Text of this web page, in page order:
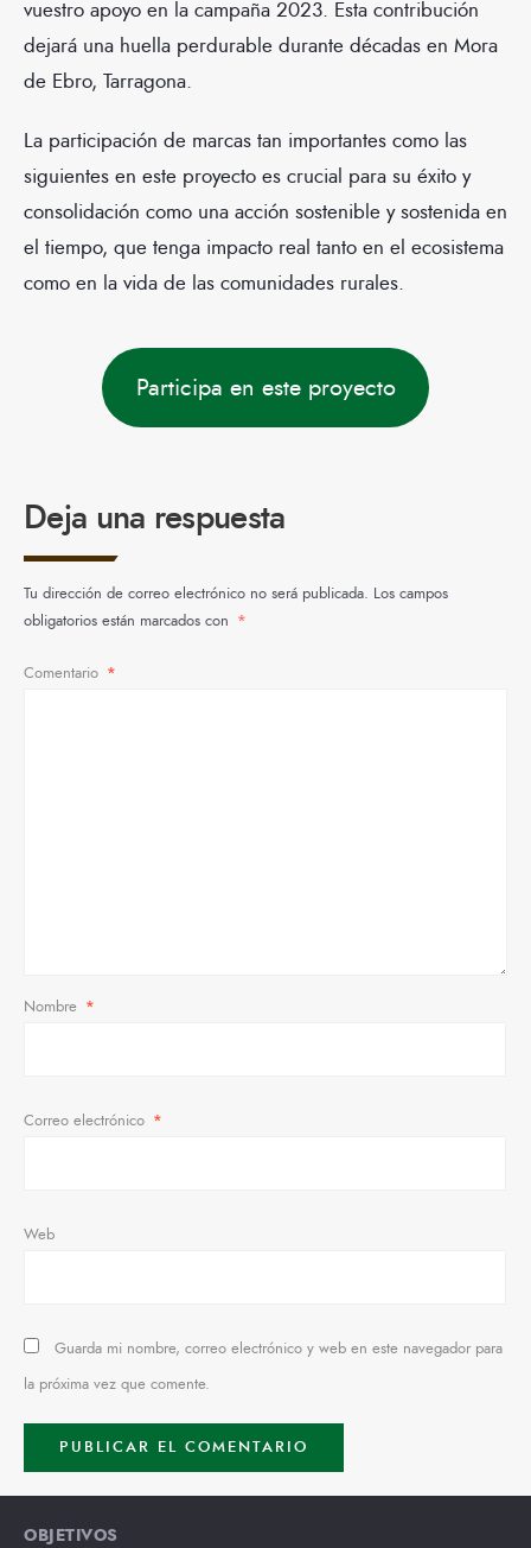
vuestro apoyo en la campaña 2023. Esta contribución
dejará una huella perdurable durante décadas en Mora
de Ebro, Tarragona.
La participación de marcas tan importantes como las
siguientes en este proyecto es crucial para su éxito y
consolidación como una acción sostenible y sostenida en
el tiempo, que tenga impacto real tanto en el ecosistema
como en la vida de las comunidades rurales.
Participa en este proyecto
Deja una respuesta
Tu dirección de correo electrónico no será publicada. Los campos
obligatorios están marcados con *
Comentario *
Nombre *
Correo electrónico *
Web
Guarda mi nombre, correo electrónico y web en este navegador para
la próxima vez que comente.
OBJETIVOS